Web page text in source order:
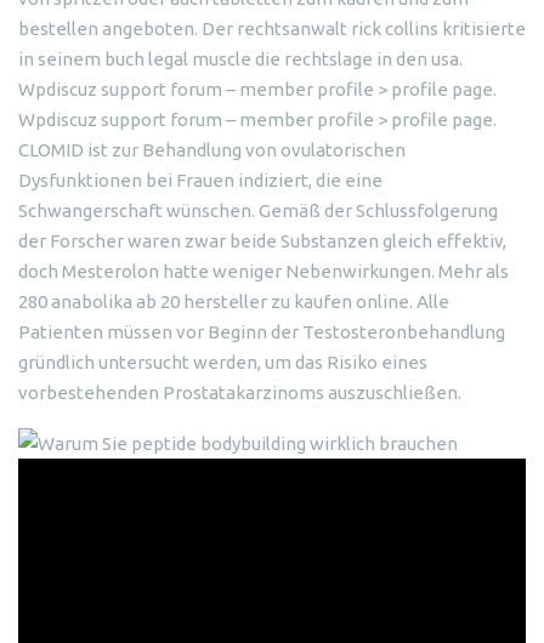
bestellen angeboten. Der rechtsanwalt rick collins kritisierte
in seinem buch legal muscle die rechtslage in den usa.
Wpdiscuz support forum – member profile > profile page.
Wpdiscuz support forum – member profile > profile page.
CLOMID ist zur Behandlung von ovulatorischen
Dysfunktionen bei Frauen indiziert, die eine
Schwangerschaft wünschen. Gemäß der Schlussfolgerung
der Forscher waren zwar beide Substanzen gleich effektiv,
doch Mesterolon hatte weniger Nebenwirkungen. Mehr als
280 anabolika ab 20 hersteller zu kaufen online. Alle
Patienten müssen vor Beginn der Testosteronbehandlung
gründlich untersucht werden, um das Risiko eines
vorbestehenden Prostatakarzinoms auszuschließen.